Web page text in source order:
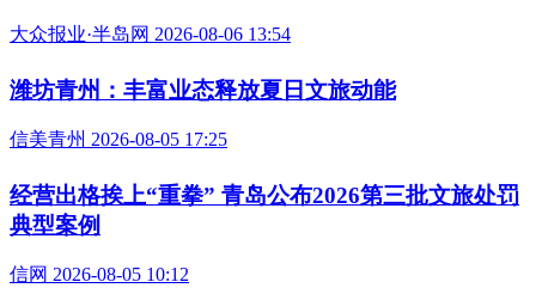
大众报业·半岛网 2026-08-06 13:54
潍坊青州：丰富业态释放夏日文旅动能
信美青州 2026-08-05 17:25
经营出格挨上“重拳” 青岛公布2026第三批文旅处罚
典型案例
信网 2026-08-05 10:12